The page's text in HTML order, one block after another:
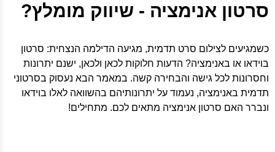
סרטון אנימציה - שיווק מומלץ?
כשמגיעים לצילום סרט תדמית, מגיעה הדילמה הנצחית: סרטון
בוידאו או באנימציה? הדעות חלוקות לכאן ולכאן, ישנם יתרונות
וחסרונות לכל גישה והבחירה קשה. במאמר הבא נעסוק בסרטוני
תדמית באנימציה, נעמוד על יתרונותיהם בהשוואה לאלו בוידאו
ונברר האם סרטון אנימציה מתאים לכם. מתחילים!